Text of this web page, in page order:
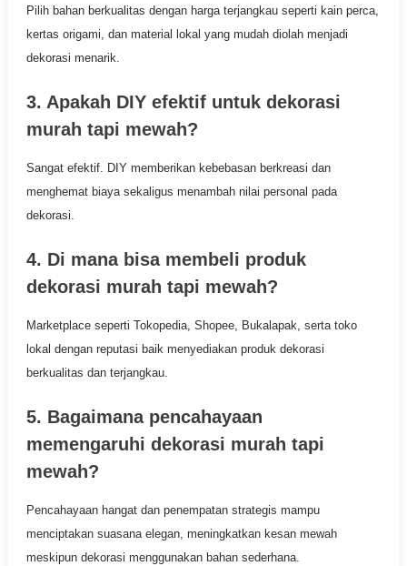
Pilih bahan berkualitas dengan harga terjangkau seperti kain perca,
kertas origami, dan material lokal yang mudah diolah menjadi
dekorasi menarik.
3. Apakah DIY efektif untuk dekorasi
murah tapi mewah?
Sangat efektif. DIY memberikan kebebasan berkreasi dan
menghemat biaya sekaligus menambah nilai personal pada
dekorasi.
4. Di mana bisa membeli produk
dekorasi murah tapi mewah?
Marketplace seperti Tokopedia, Shopee, Bukalapak, serta toko
lokal dengan reputasi baik menyediakan produk dekorasi
berkualitas dan terjangkau.
5. Bagaimana pencahayaan
memengaruhi dekorasi murah tapi
mewah?
Pencahayaan hangat dan penempatan strategis mampu
menciptakan suasana elegan, meningkatkan kesan mewah
meskipun dekorasi menggunakan bahan sederhana.